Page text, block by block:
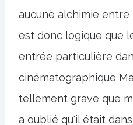
aucune alchimie
est donc logique que
entrée particulière
cinématographique
tellement grave que
a oublié qu'il était